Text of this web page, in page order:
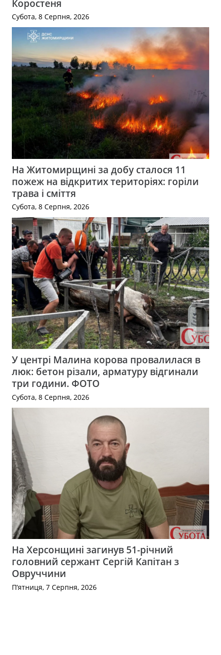
Коростеня
Субота, 8 Серпня, 2026
На Житомирщині за добу сталося 11
пожеж на відкритих територіях: горіли
трава і сміття
Субота, 8 Серпня, 2026
У центрі Малина корова провалилася в
люк: бетон різали, арматуру відгинали
три години. ФОТО
Субота, 8 Серпня, 2026
На Херсонщині загинув 51-річний
головний сержант Сергій Капітан з
Овруччини
П’ятниця, 7 Серпня, 2026